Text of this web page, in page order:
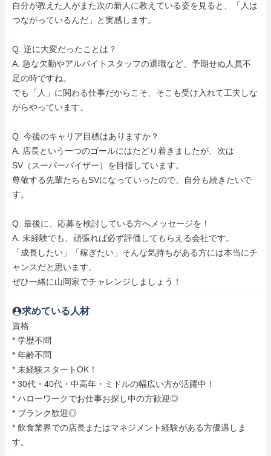
自分が教えた人がまた次の新人に教えている姿を見ると、「人は
つながっているんだ」と実感します。
Q. 逆に大変だったことは？
A. 急な欠勤やアルバイトスタッフの退職など、予期せぬ人員不
足の時ですね。
でも「人」に関わる仕事だからこそ、そこも受け入れて工夫しな
がらやっています。
Q. 今後のキャリア目標はありますか？
A. 店長という一つのゴールにはたどり着きましたが、次は
SV（スーパーバイザー）を目指しています。
尊敬する先輩たちもSVになっていったので、自分も続きたいで
す。
Q. 最後に、応募を検討している方へメッセージを！
A. 未経験でも、頑張れば必ず評価してもらえる会社です。
「成長したい」「稼ぎたい」そんな気持ちがある方には本当にチ
ャンスだと思います。
ぜひ一緒に山岡家でチャレンジしましょう！
求めている人材
資格
* 学歴不問
* 年齢不問
* 未経験スタートOK！
* 30代・40代・中高年・ミドルの幅広い方が活躍中！
* ハローワークでお仕事お探し中の方歓迎◎
* ブランク歓迎◎
* 飲食業界での店長またはマネジメント経験がある方優遇しま
す。